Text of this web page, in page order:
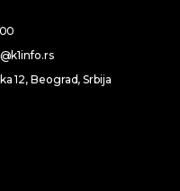
12, Beograd, Srbija